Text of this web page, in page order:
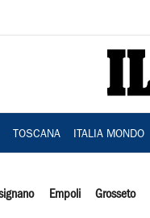
TOSCANA ITALIA MONDO
Empoli Grosseto